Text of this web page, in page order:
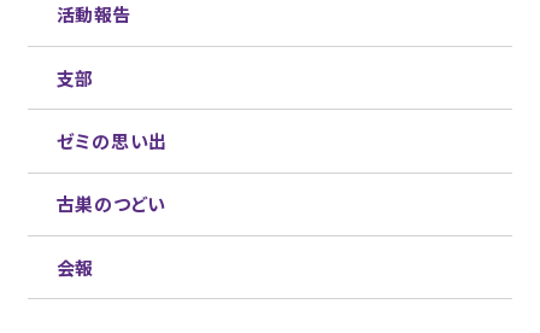
活動報告
支部
ゼミの思い出
古巣のつどい
会報